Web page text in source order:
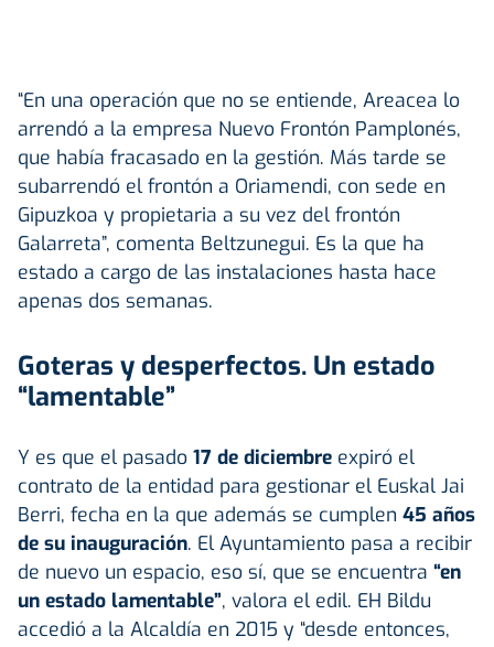
“En una operación que no se entiende, Areacea lo
arrendó a la empresa Nuevo Frontón Pamplonés,
que había fracasado en la gestión. Más tarde se
subarrendó el frontón a Oriamendi, con sede en
Gipuzkoa y propietaria a su vez del frontón
Galarreta”, comenta Beltzunegui. Es la que ha
estado a cargo de las instalaciones hasta hace
apenas dos semanas.
Goteras y desperfectos. Un estado
“lamentable”
Y es que el pasado 17 de diciembre expiró el
contrato de la entidad para gestionar el Euskal Jai
Berri, fecha en la que además se cumplen 45 años
de su inauguración. El Ayuntamiento pasa a recibir
de nuevo un espacio, eso sí, que se encuentra “en
un estado lamentable”, valora el edil. EH Bildu
accedió a la Alcaldía en 2015 y “desde entonces,